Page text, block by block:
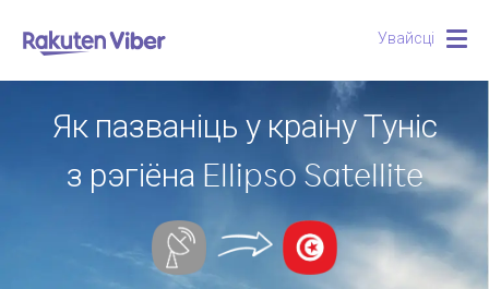
Увайсці
Як пазваніць у краіну Туніс
з рэгіёна Ellipso Satellite